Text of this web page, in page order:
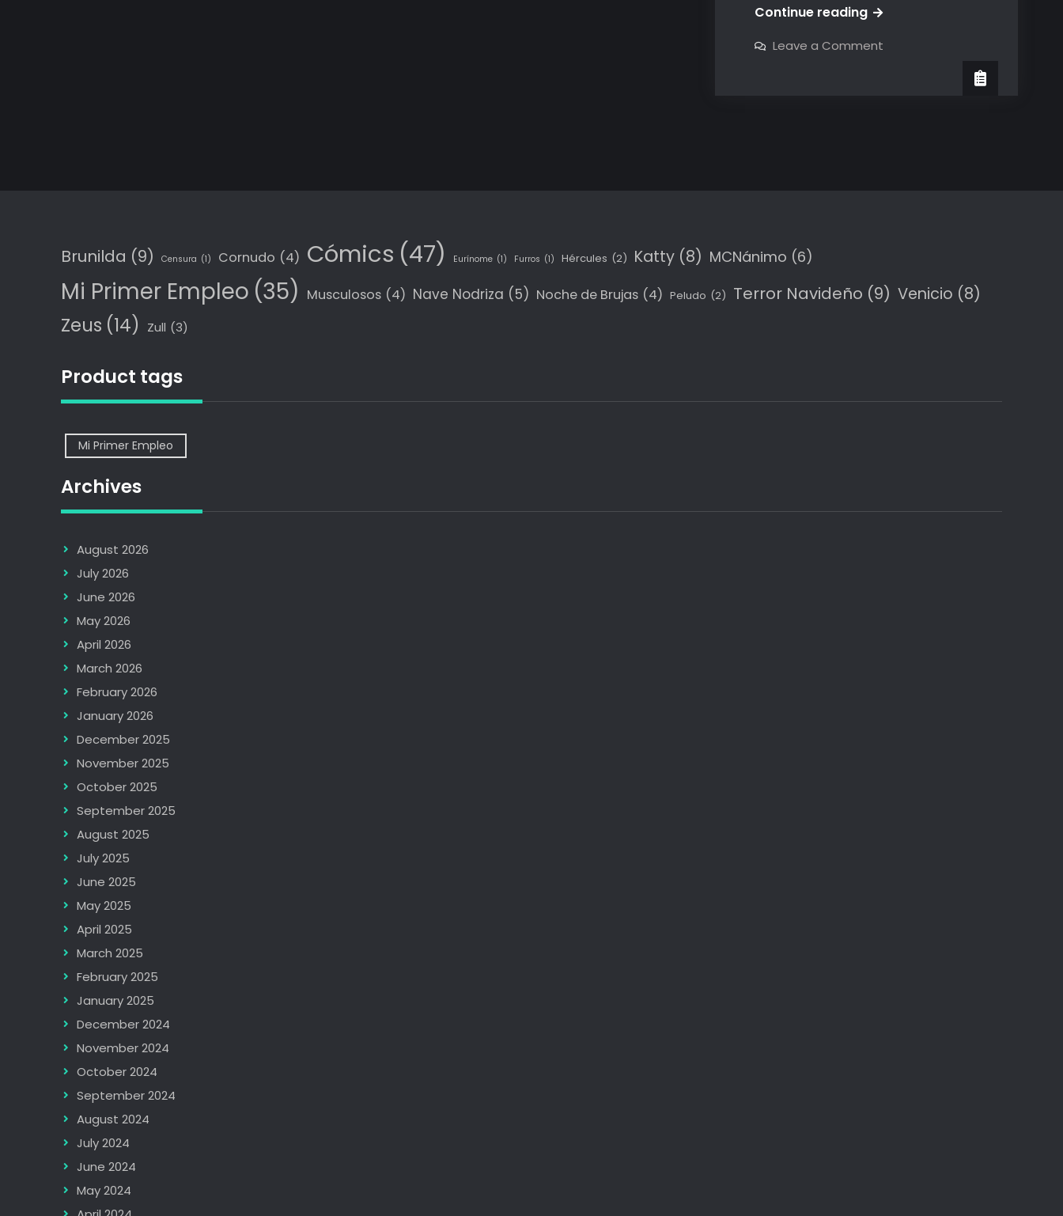
Continue readingEl
de
Leave a Commenton
Brunilda (9) Censura (1) Cornudo (4) Cómics (47) Eurínome (1) Furros (1) Hércules (2) Katty (8) MCNánimo (6)
Mi Primer Empleo (35) Musculosos (4) Nave Nodriza (5) Noche de Brujas (4) Peludo (2) Terror Navideño (9) Venicio (8)
Zeus (14) Zull (3)
Product tags
Mi Primer Empleo
Archives
August 2026
July 2026
June 2026
May 2026
April 2026
March 2026
February 2026
January 2026
December 2025
November 2025
October 2025
September 2025
August 2025
July 2025
June 2025
May 2025
April 2025
March 2025
February 2025
January 2025
December 2024
November 2024
October 2024
September 2024
August 2024
July 2024
June 2024
May 2024